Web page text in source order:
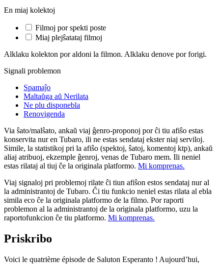
En miaj kolektoj
Filmoj por spekti poste
Miaj plejŝatataj filmoj
Alklaku kolekton por aldoni la filmon. Alklaku denove por forigi.
Signali problemon
Spamaĵo
Maltaŭga aŭ Nerilata
Ne plu disponebla
Renovigenda
Via ŝato/malŝato, ankaŭ viaj ĝenro-proponoj por ĉi tiu afiŝo estas
konservita nur en Tubaro, ili ne estas sendataj ekster niaj serviloj.
Simile, la statistikoj pri la afiŝo (spektoj, ŝatoj, komentoj ktp), ankaŭ
aliaj atribuoj, ekzemple ĝenroj, venas de Tubaro mem. Ili neniel
estas rilataj al tiuj ĉe la originala platformo. Mi komprenas.
Viaj signaloj pri problemoj rilate ĉi tiun afiŝon estos sendataj nur al
la administrantoj de Tubaro. Ĉi tiu funkcio neniel estas rilata al ebla
simila eco ĉe la originala platformo de la filmo. Por raporti
problemon al la administrantoj de la originala platformo, uzu la
raportofunkcion ĉe tiu platformo. Mi komprenas.
Priskribo
Voici le quatrième épisode de Saluton Esperanto ! Aujourd’hui,